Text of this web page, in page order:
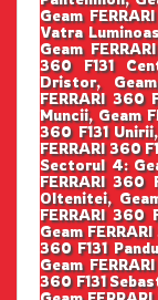
Geam
Vatra
Geam
360 F131
Dristor,
FERRARI 360
Muncii, Geam
360 F131
FERRARI 360
Sectorul 4:
FERRARI 360
Oltenitei,
FERRARI 360
Geam
360 F131
Geam
360 F131